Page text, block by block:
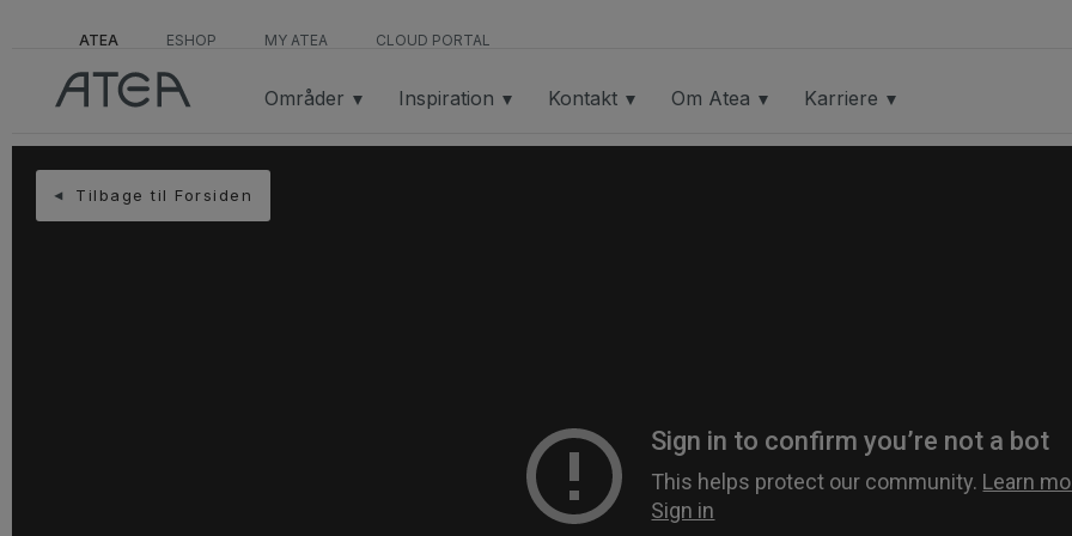
ATEA ESHOP MY ATEA CLOUD PORTAL
Områder Inspiration Kontakt Om Atea Karriere
Tilbage til Forsiden